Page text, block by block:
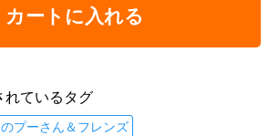
カートに入れる
れているタグ
のプーさん＆フレンズ